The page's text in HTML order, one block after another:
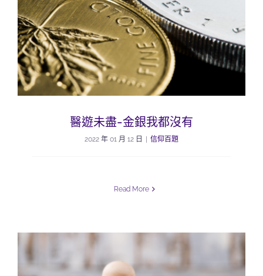
醫遊未盡-金銀我都沒有
2022 年 01 月 12 日 信仰百題
Read More